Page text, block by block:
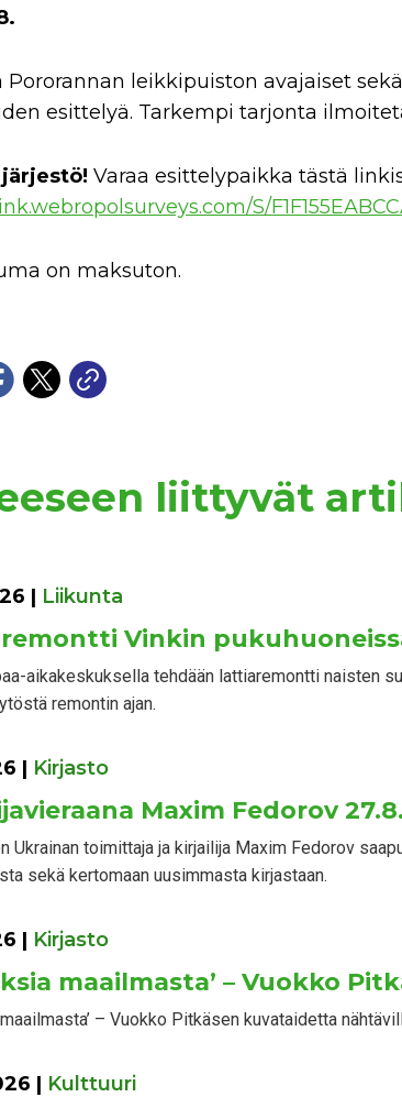
Pororannan leikkipuiston avajaiset
esittelyä. Tarkempi tarjonta
järjestö! Varaa esittelypaikka tästä
S/
on maksuton.
liittyvät
| Liikunta
Vinkin
aikakeskuksella tehdään lattiaremontti naisten
remontin ajan.
| Kirjasto
Maxim Fedorov
Ukrainan toimittaja ja kirjailija Maxim Fedorov
sekä kertomaan uusimmasta kirjastaan.
| Kirjasto
maailmasta’ – Vuokko
maailmasta’ – Vuokko Pitkäsen kuvataidetta
| Kulttuuri